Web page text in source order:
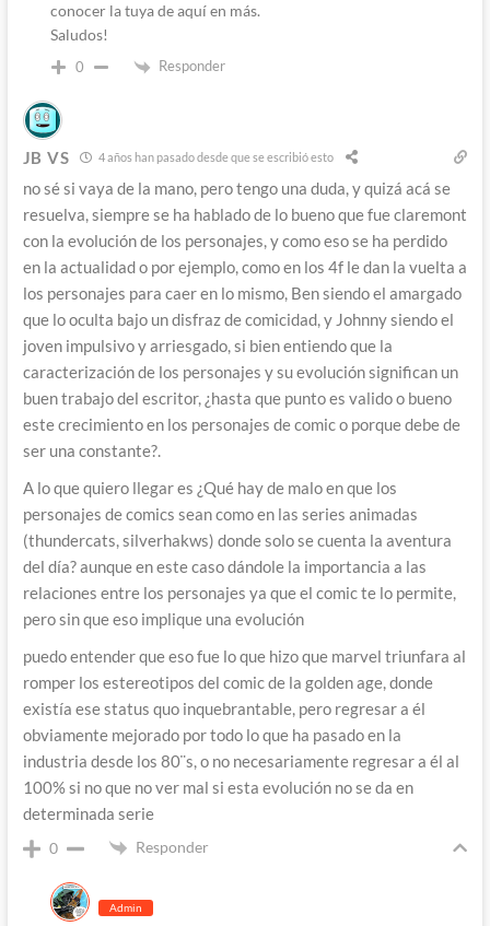
conocer la tuya de aquí en más.
Saludos!
0 Responder
JB VS 4 años han pasado desde que se escribió esto
no sé si vaya de la mano, pero tengo una duda, y quizá acá se
resuelva, siempre se ha hablado de lo bueno que fue claremont
con la evolución de los personajes, y como eso se ha perdido
en la actualidad o por ejemplo, como en los 4f le dan la vuelta a
los personajes para caer en lo mismo, Ben siendo el amargado
que lo oculta bajo un disfraz de comicidad, y Johnny siendo el
joven impulsivo y arriesgado, si bien entiendo que la
caracterización de los personajes y su evolución significan un
buen trabajo del escritor, ¿hasta que punto es valido o bueno
este crecimiento en los personajes de comic o porque debe de
ser una constante?.
A lo que quiero llegar es ¿Qué hay de malo en que los
personajes de comics sean como en las series animadas
(thundercats, silverhakws) donde solo se cuenta la aventura
del día? aunque en este caso dándole la importancia a las
relaciones entre los personajes ya que el comic te lo permite,
pero sin que eso implique una evolución
puedo entender que eso fue lo que hizo que marvel triunfara al
romper los estereotipos del comic de la golden age, donde
existía ese status quo inquebrantable, pero regresar a él
obviamente mejorado por todo lo que ha pasado en la
industria desde los 80¨s, o no necesariamente regresar a él al
100% si no que no ver mal si esta evolución no se da en
determinada serie
0 Responder
Admin